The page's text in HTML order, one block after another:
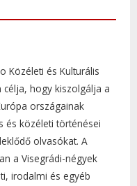
Közéleti és Kulturális
célja, hogy kiszolgálja a
országainak
és közéleti történései
olvasókat. A
a Visegrádi-négyek
irodalmi és egyéb